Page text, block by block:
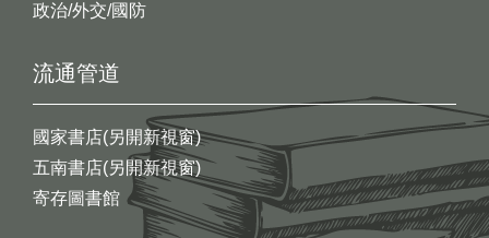
政治/外交/國防
流通管道
國家書店(另開新視窗)
五南書店(另開新視窗)
寄存圖書館